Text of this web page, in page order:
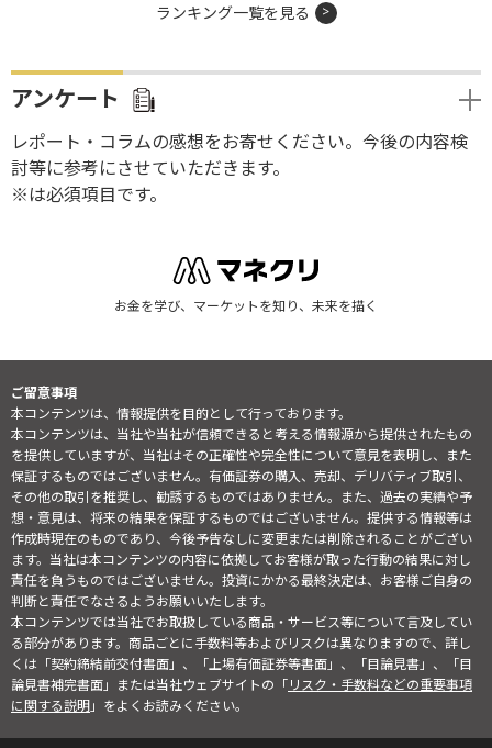
ランキング一覧を見る
アンケート
レポート・コラムの感想をお寄せください。今後の内容検
討等に参考にさせていただきます。
※は必須項目です。
お金を学び、マーケットを知り、未来を描く
ご留意事項
本コンテンツは、情報提供を目的として行っております。
本コンテンツは、当社や当社が信頼できると考える情報源から提供されたもの
を提供していますが、当社はその正確性や完全性について意見を表明し、また
保証するものではございません。有価証券の購入、売却、デリバティブ取引、
その他の取引を推奨し、勧誘するものではありません。また、過去の実績や予
想・意見は、将来の結果を保証するものではございません。提供する情報等は
作成時現在のものであり、今後予告なしに変更または削除されることがござい
ます。当社は本コンテンツの内容に依拠してお客様が取った行動の結果に対し
責任を負うものではございません。投資にかかる最終決定は、お客様ご自身の
判断と責任でなさるようお願いいたします。
本コンテンツでは当社でお取扱している商品・サービス等について言及してい
る部分があります。商品ごとに手数料等およびリスクは異なりますので、詳し
くは「契約締結前交付書面」、「上場有価証券等書面」、「目論見書」、「目
論見書補完書面」または当社ウェブサイトの「リスク・手数料などの重要事項
に関する説明」をよくお読みください。